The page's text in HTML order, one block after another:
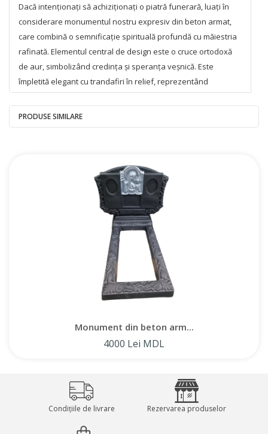
Dacă intenționați să achiziționați o piatră funerară, luați în
considerare monumentul nostru expresiv din beton armat,
care combină o semnificație spirituală profundă cu măiestria
rafinată. Elementul central de design este o cruce ortodoxă
de aur, simbolizând credința și speranța veșnică. Este
împletită elegant cu trandafiri în relief, reprezentând
puritatea și iubirea veșnică. O cunună de aur în jurul nișei
ovale adaugă o notă de noblețe și simbolizează ciclul vieții.
modernă și o plasă de armare, asigurând o rezistență și o
rezistență excepționale la toate condițiile meteorologice.
Puteți fi siguri că acest monument funerar își va păstra
aspectul original mulți ani de acum înainte, necesitând puțină
Monumentul dispune de o nișă ovală convenabilă pentru un
portret și un spațiu dreptunghiular pentru nume, date sau
epitafe, permițând personalizarea.
Oferim posibilitatea de a achiziționa un monument în
Moldova, precum și direct de la producător din Chișinău. De
funerare, garantând o abordare profesională și respectarea
tuturor reglementărilor. Alegând monumentele noastre din
beton armat, primiți o soluție de înaltă calitate și durabilă
PRODUSE SIMILARE
Monument din beton arm...
4000 Lei MDL
Condițiile de livrare Rezervarea produselor